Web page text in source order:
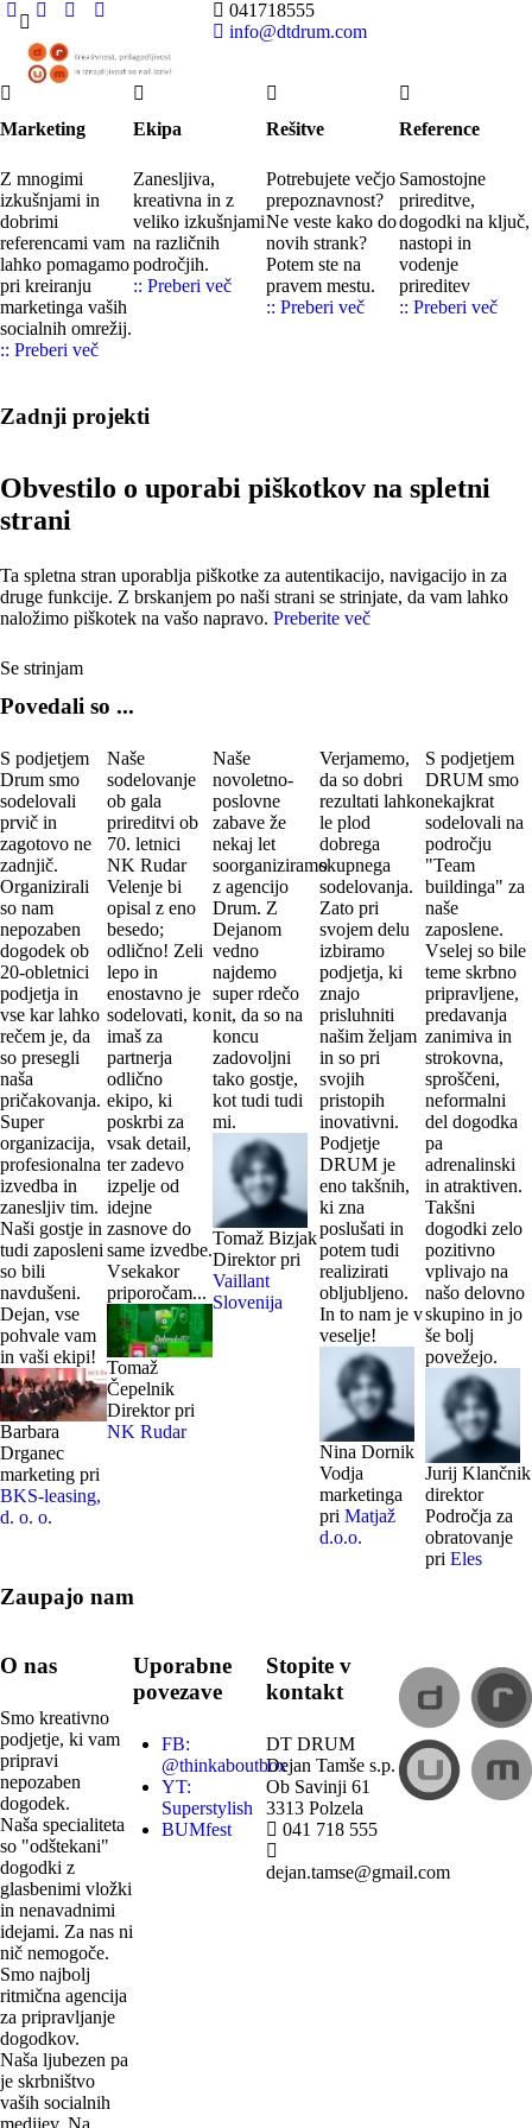
041718555
info@dtdrum.com
Marketing
Z mnogimi
izkušnjami in
dobrimi
referencami vam
lahko pomagamo
pri kreiranju
marketinga vaših
socialnih omrežij.
:: Preberi več
Ekipa
Zanesljiva,
kreativna in z
veliko izkušnjami
na različnih
področjih.
:: Preberi več
Rešitve
Potrebujete večjo
prepoznavnost?
Ne veste kako do
novih strank?
Potem ste na
pravem mestu.
:: Preberi več
Reference
Samostojne
prireditve,
dogodki na ključ,
nastopi in
vodenje
prireditev
:: Preberi več
Zadnji projekti
Izbor mlečne kraljice
(Mlekarna Celeia)
50 let SK Velenje
(SK Velenje)
BUMfest mednarodni festival
(BUMfest)
Porsche VIP dobrodelni tenis
(Porsche Center Ljubljana)
70 let NK Rudar
(NK Rudar)
20 letnica BKS leasing Slovenija
(BKS Leasing)
Otvoritev nove kavarne v Ljubljani
(Atelje Dobnik)
70 letnica RK Celj Pivovarna Laško
(RK Celje Pivovarna Laško)
Zbor najboljših športnikov leta v MO Velenje
(Športna zveza Velenje
Kuhajmo z Lucijo Ćirović
(Kamini Kočevar)
Otvoritev novega razstavnega prostora
(Kamini Kočevar)
Novoletno poslovno-družabni dogodek
(Vaillant Slovenija)
VIP teniški turnir Velenje
(vipcup-velenje.si)
Slovenska turneja Ruskega Cesarskega baleta
(...)
(Sico-Robust)
Otvoritev Siel Headquarters
(Siel)
Obvestilo o uporabi piškotkov na spletni
strani
Ta spletna stran uporablja piškotke za autentikacijo, navigacijo in za
druge funkcije. Z brskanjem po naši strani se strinjate, da vam lahko
naložimo piškotek na vašo napravo. Preberite več
Se strinjam
Povedali so ...
S podjetjem
Drum smo
sodelovali
prvič in
zagotovo ne
zadnjič.
Organizirali
so nam
nepozaben
dogodek ob
20-obletnici
podjetja in
vse kar lahko
rečem je, da
so presegli
naša
pričakovanja.
Super
organizacija,
profesionalna
izvedba in
zanesljiv tim.
Naši gostje in
tudi zaposleni
so bili
navdušeni.
Dejan, vse
pohvale vam
in vaši ekipi!
Barbara
Drganec
marketing pri
BKS-leasing,
d. o. o.
Naše
sodelovanje
ob gala
prireditvi ob
70. letnici
NK Rudar
Velenje bi
opisal z eno
besedo;
odlično! Zeli
lepo in
enostavno je
sodelovati, ko
imaš za
partnerja
odlično
ekipo, ki
poskrbi za
vsak detail,
ter zadevo
izpelje od
idejne
zasnove do
same izvedbe.
Vsekakor
priporočam...
Tomaž
Čepelnik
Direktor pri
NK Rudar
Naše
novoletno-
poslovne
zabave že
nekaj let
soorganiziramo
z agencijo
Drum. Z
Dejanom
vedno
najdemo
super rdečo
nit, da so na
koncu
zadovoljni
tako gostje,
kot tudi tudi
mi.
Tomaž Bizjak
Direktor pri
Vaillant
Slovenija
Verjamemo,
da so dobri
rezultati lahko
le plod
dobrega
skupnega
sodelovanja.
Zato pri
svojem delu
izbiramo
podjetja, ki
znajo
prisluhniti
našim željam
in so pri
svojih
pristopih
inovativni.
Podjetje
DRUM je
eno takšnih,
ki zna
poslušati in
potem tudi
realizirati
obljubljeno.
In to nam je v
veselje!
Nina Dornik
Vodja
marketinga
pri Matjaž
d.o.o.
S podjetjem
DRUM smo
nekajkrat
sodelovali na
področju
"Team
buildinga" za
naše
zaposlene.
Vselej so bile
teme skrbno
pripravljene,
predavanja
zanimiva in
strokovna,
sproščeni,
neformalni
del dogodka
pa
adrenalinski
in atraktiven.
Takšni
dogodki zelo
pozitivno
vplivajo na
našo delovno
skupino in jo
še bolj
povežejo.
​Jurij Klančnik
direktor
Področja za
obratovanje
priEles
Zaupajo nam
O nas
Smo kreativno
podjetje, ki vam
pripravi
nepozaben
dogodek.
Naša specialiteta
so "odštekani"
dogodki z
glasbenimi vložki
in nenavadnimi
idejami. Za nas ni
nič nemogoče.
Smo najbolj
ritmična agencija
za pripravljanje
dogodkov.
Naša ljubezen pa
je skrbništvo
vaših socialnih
medijev. Na
Uporabne
povezave
FB:
@thinkaboutbox
YT:
Superstylish
BUMfest
Stopite v
kontakt
DT DRUM
Dejan Tamše s.p.
Ob Savinji 61
3313 Polzela
041 718 555
dejan.tamse@gmail.com